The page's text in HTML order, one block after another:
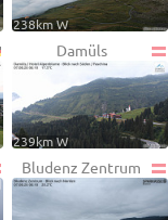
238km W
Damüls
239km W
Bludenz Zentrum